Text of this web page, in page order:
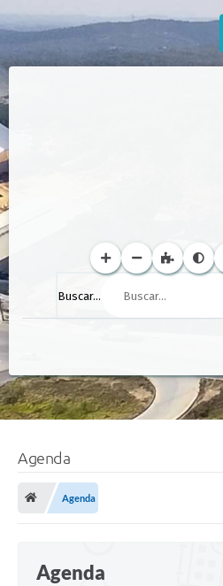
Buscar...
Agenda
Agenda
Agenda